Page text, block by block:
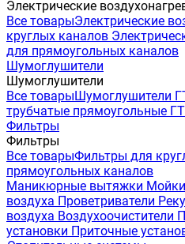
Электрические
Все товарыЭлектрические
круглых каналов
для прямоугольных каналов
Шумоглушители
Шумоглушители
Все товарыШумоглушители
трубчатые прямоугольные
Фильтры
Фильтры
Все товарыФильтры для
прямоугольных каналов
Маникюрные вытяжки
воздуха Проветриватели
воздуха Воздухоочистители
установки Приточные